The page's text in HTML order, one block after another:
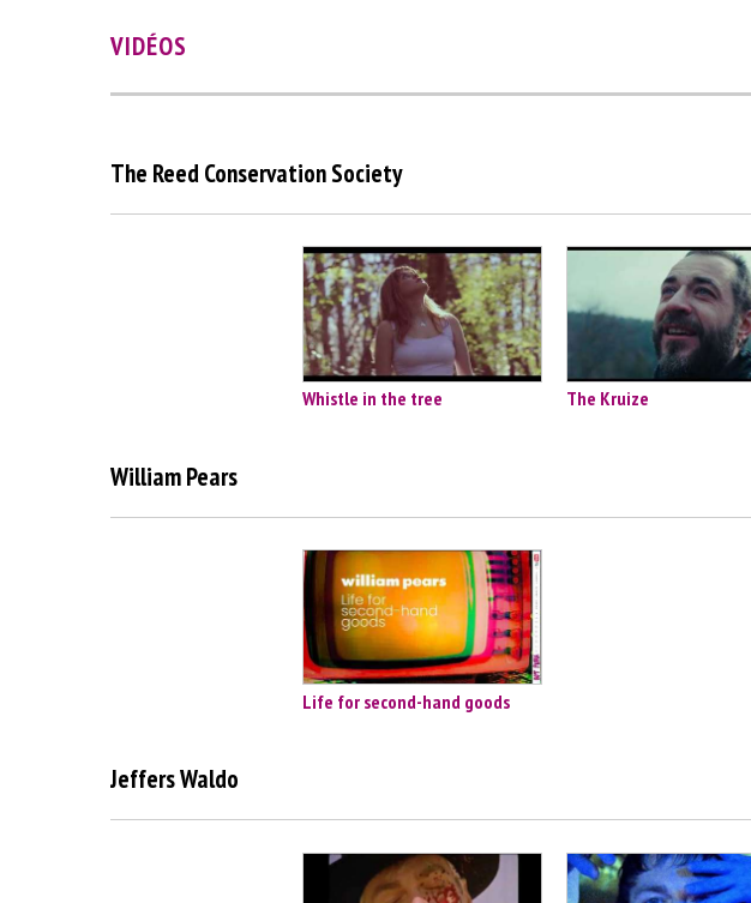
VIDÉOS
The Reed Conservation Society
Whistle in the tree The Kruize
William Pears
Life for second-hand goods
Jeffers Waldo